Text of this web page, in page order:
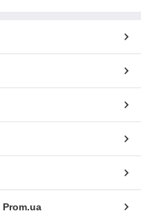
Prom.ua